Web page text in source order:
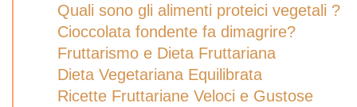
Quali sono gli alimenti proteici vegetali ?
Cioccolata fondente fa dimagrire?
Fruttarismo e Dieta Fruttariana
Dieta Vegetariana Equilibrata
Ricette Fruttariane Veloci e Gustose